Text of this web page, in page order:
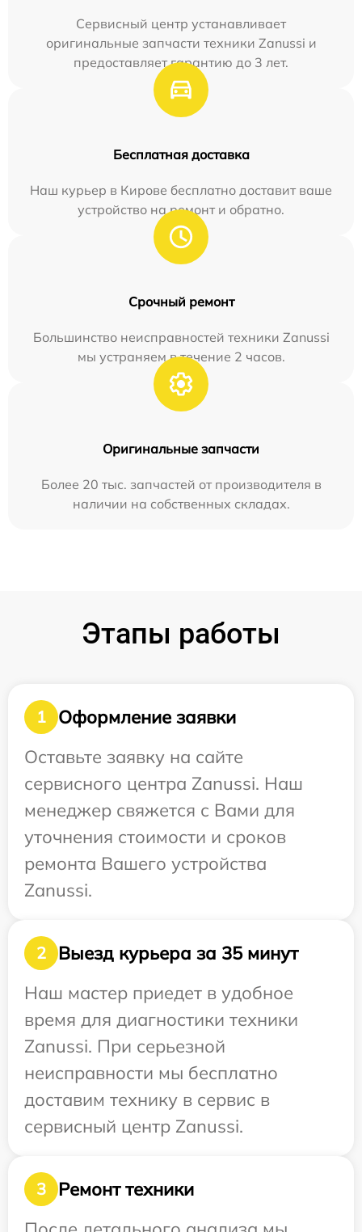
Сервисный центр устанавливает
оригинальные запчасти техники Zanussi и
предоставляет гарантию до 3 лет.
Бесплатная доставка
Наш курьер в Кирове бесплатно доставит ваше
устройство на ремонт и обратно.
Срочный ремонт
Большинство неисправностей техники Zanussi
мы устраняем в течение 2 часов.
Оригинальные запчасти
Более 20 тыс. запчастей от производителя в
наличии на собственных складах.
Этапы работы
1
Оформление заявки
Оставьте заявку на сайте
сервисного центра Zanussi. Наш
менеджер свяжется с Вами для
уточнения стоимости и сроков
ремонта Вашего устройства
Zanussi.
2
Выезд курьера за 35 минут
Наш мастер приедет в удобное
время для диагностики техники
Zanussi. При серьезной
неисправности мы бесплатно
доставим технику в сервис в
сервисный центр Zanussi.
3
Ремонт техники